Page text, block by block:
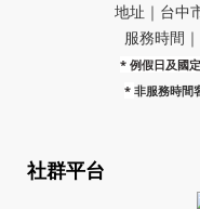
地址｜​台中
服務時間
* 例假日及國
* 非服務時間
社群平台